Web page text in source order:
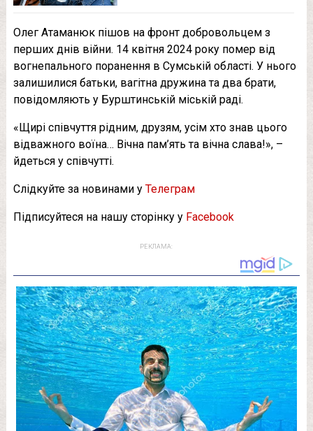
Олег Атаманюк пішов на фронт добровольцем з
перших днів війни. 14 квітня 2024 року помер від
вогнепального поранення в Сумській області. У нього
залишилися батьки, вагітна дружина та два брати,
повідомляють у Бурштинській міській раді.
«Щирі співчуття рідним, друзям, усім хто знав цього
відважного воїна… Вічна пам’ять та вічна слава!», –
йдеться у співчутті.
Слідкуйте за новинами у Телеграм
Підписуйтеся на нашу сторінку у Facebook
РЕКЛАМА: